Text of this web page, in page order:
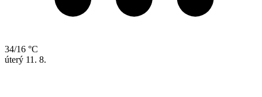
34/16 °C
úterý 11. 8.